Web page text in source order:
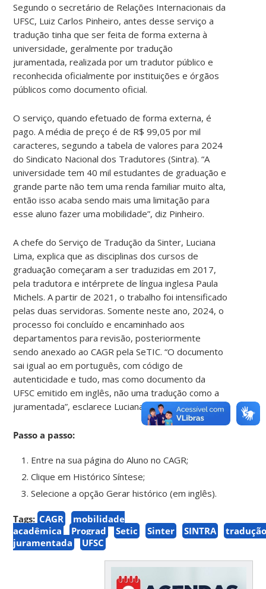
Segundo o secretário de Relações Internacionais da
UFSC, Luiz Carlos Pinheiro, antes desse serviço a
tradução tinha que ser feita de forma externa à
universidade, geralmente por tradução
juramentada, realizada por um tradutor público e
reconhecida oficialmente por instituições e órgãos
públicos como documento oficial.
O serviço, quando efetuado de forma externa, é
pago. A média de preço é de R$ 99,05 por mil
caracteres, segundo a tabela de valores para 2024
do Sindicato Nacional dos Tradutores (Sintra). “A
universidade tem 40 mil estudantes de graduação e
grande parte não tem uma renda familiar muito alta,
então isso acaba sendo mais uma limitação para
esse aluno fazer uma mobilidade”, diz Pinheiro.
A chefe do Serviço de Tradução da Sinter, Luciana
Lima, explica que as disciplinas dos cursos de
graduação começaram a ser traduzidas em 2017,
pela tradutora e intérprete de língua inglesa Paula
Michels. A partir de 2021, o trabalho foi intensificado
pelas duas servidoras. Somente neste ano, 2024, o
processo foi concluído e encaminhado aos
departamentos para revisão, posteriormente
sendo anexado ao CAGR pela SeTIC. “O documento
sai igual ao em português, com código de
autenticidade e tudo, mas como documento da
UFSC emitido em inglês, não uma tradução como a
juramentada”, esclarece Luciana.
Passo a passo:
Entre na sua página do Aluno no CAGR;
Clique em Histórico Síntese;
Selecione a opção Gerar histórico (em inglês).
Tags: CAGR
mobilidade
acadêmica
Prograd Setic Sinter SINTRA
juramentada
UFSC